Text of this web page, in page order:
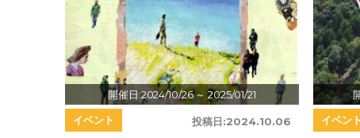
開催日:2024/10/26 ～ 2025/01/21
投稿日:2024.10.06
イベント イベント